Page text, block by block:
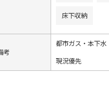
床下収納
考
都市ガス・本下水
現況優先